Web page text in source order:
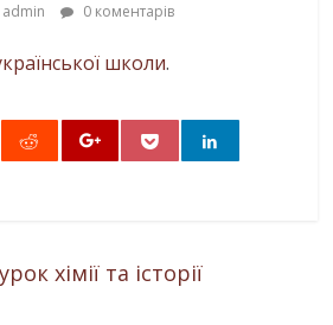
admin 0 коментарів
школи.
хімії та історії